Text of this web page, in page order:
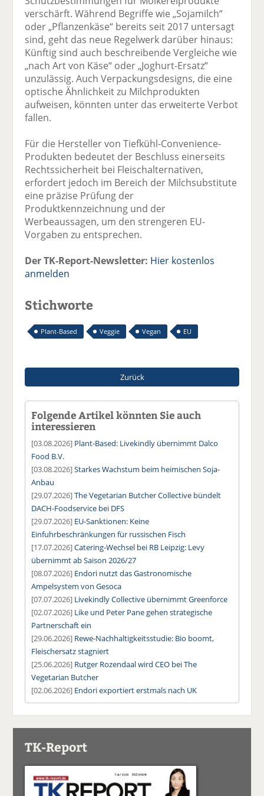
verschärft. Während Begriffe wie „Sojamilch“
oder „Pflanzenkäse“ bereits seit 2017 untersagt
sind, geht das neue Regelwerk darüber hinaus:
Künftig sind auch beschreibende Vergleiche wie
„nach Art von Käse“ oder „Joghurt-Ersatz“
unzulässig. Auch Verpackungsdesigns, die eine
optische Ähnlichkeit zu Milchprodukten
aufweisen, könnten unter das erweiterte Verbot
fallen.
Für die Hersteller von Tiefkühl-Convenience-
Produkten bedeutet der Beschluss einerseits
Rechtssicherheit bei Fleischalternativen,
erfordert jedoch im Bereich der Milchsubstitute
eine präzise Prüfung der
Produktkennzeichnung und der
Werbeaussagen, um den strengeren EU-
Vorgaben zu entsprechen.
Der TK-Report-Newsletter: Hier kostenlos
anmelden
Stichworte
Plant-Based Veggie Vegan EU
Zurück
Folgende Artikel könnten Sie auch
interessieren
[03.08.2026] Plant-Based: Livekindly übernimmt Dalco
Food B.V.
[03.08.2026]Starkes Wachstum beim heimischen Soja-
Anbau
[29.07.2026]The Vegetarian Butcher Collective bündelt
DACH-Foodservice bei DFS
[29.07.2026] EU-Sanktionen: Keine
Einfuhrbeschränkungen für russischen Fisch
[17.07.2026]Catering-Wechsel bei RB Leipzig: Levy
übernimmt ab Saison 2026/27
[08.07.2026] Endori nutzt das Gastronomische
Ampelsystem von Gesoca
[07.07.2026] Livekindly Collective übernimmt Greenforce
[02.07.2026] Like und Peter Pane gehen strategische
Partnerschaft ein
[29.06.2026] Rewe-Nachhaltigkeitsstudie: Bio boomt,
Fleischersatz stagniert
[25.06.2026] Rutger Rozendaal wird CEO bei The
Vegetarian Butcher
[02.06.2026] Endori exportiert erstmals nach UK
TK-Report